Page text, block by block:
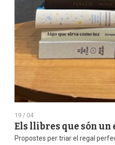
19 / 04
Els llibres que són un
Propostes per triar el regal